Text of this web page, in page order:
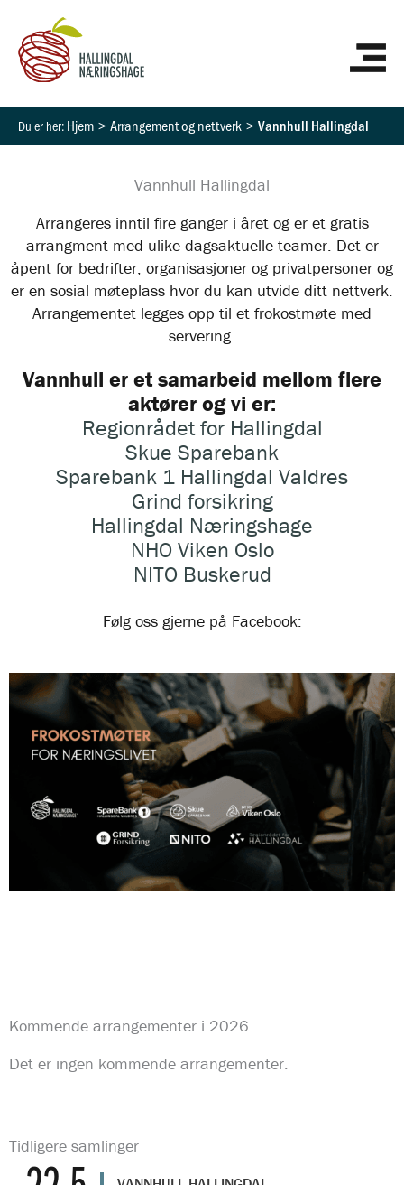
innholdet
Hjem Arrangement og nettverk Vannhull Hallingdal
Vannhull Hallingdal
Arrangeres inntil fire ganger i året og er et gratis
arrangment med ulike dagsaktuelle teamer. Det er
åpent for bedrifter, organisasjoner og privatpersoner og
er en sosial møteplass hvor du kan utvide ditt nettverk.
Arrangementet legges opp til et frokostmøte med
servering.
Vannhull er et samarbeid mellom flere
aktører og vi er:
Regionrådet for Hallingdal
Skue Sparebank
Sparebank 1 Hallingdal Valdres
Grind forsikring
Hallingdal Næringshage
NHO Viken Oslo
NITO Buskerud
Følg oss gjerne på Facebook:
Kommende arrangementer i 2026
Det er ingen kommende arrangementer.
Tidligere samlinger